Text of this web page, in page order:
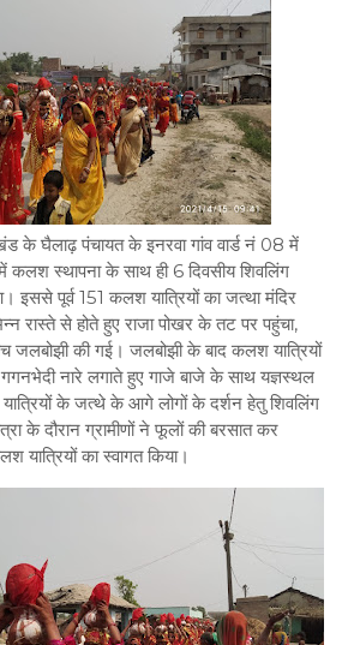
के घैलाढ़ पंचायत के इनरवा गांव वार्ड नं 08 में
कलश स्थापना के साथ ही 6 दिवसीय शिवलिंग
इससे पूर्व 151 कलश यात्रियों का जत्था मंदिर
रास्ते से होते हुए राजा पोखर के तट पर पहुंचा,
जलबोझी की गई। जलबोझी के बाद कलश यात्रियों
नारे लगाते हुए गाजे बाजे के साथ यज्ञस्थल
के जत्थे के आगे लोगों के दर्शन हेतु शिवलिंग
के दौरान ग्रामीणों ने फूलों की बरसात कर
यात्रियों का स्वागत किया।